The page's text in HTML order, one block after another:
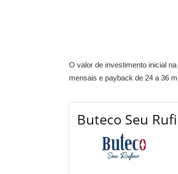
O valor de investimento inicial
mensais e payback de 24 a 36
Buteco Seu